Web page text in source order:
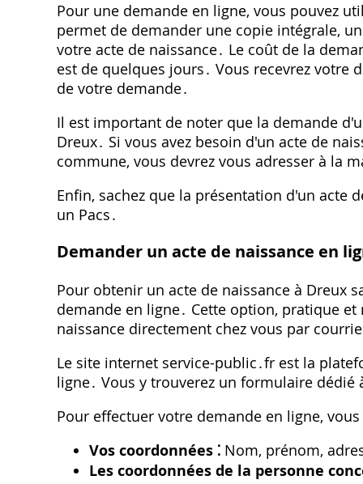
Pour une demande en ligne, vous pouvez
permet de demander une copie intégrale,
votre acte de naissance․ Le coût de la
est de quelques jours․ Vous recevrez
de votre demande․
Il est important de noter que la demande
Dreux․ Si vous avez besoin d'un acte de
commune, vous devrez vous adresser à la
Enfin, sachez que la présentation d'un acte
un Pacs․
Demander un acte de naissance en
Pour obtenir un acte de naissance à Dreux
demande en ligne․ Cette option, pratique
naissance directement chez vous par
Le site internet service-public․fr est la
ligne․ Vous y trouverez un formulaire dédié
Pour effectuer votre demande en ligne,
Vos coordonnées ⁚ Nom, prénom,
Les coordonnées de la personne